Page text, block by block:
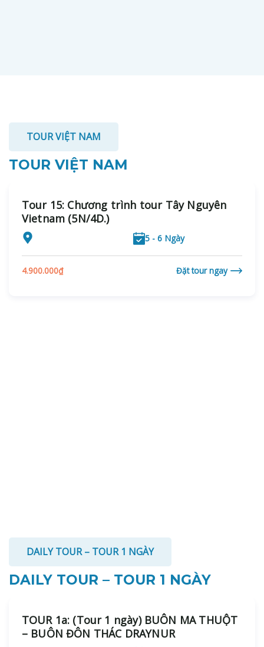
TOUR VIỆT NAM
TOUR VIỆT NAM
Tour 15: Chương trình tour Tây Nguyên
Vietnam (5N/4D.)
5 - 6 Ngày
4.900.000₫ Đặt tour ngay
DAILY TOUR – TOUR 1 NGÀY
DAILY TOUR – TOUR 1 NGÀY
TOUR 1a: (Tour 1 ngày) BUÔN MA THUỘT
– BUÔN ĐÔN THÁC DRAYNUR